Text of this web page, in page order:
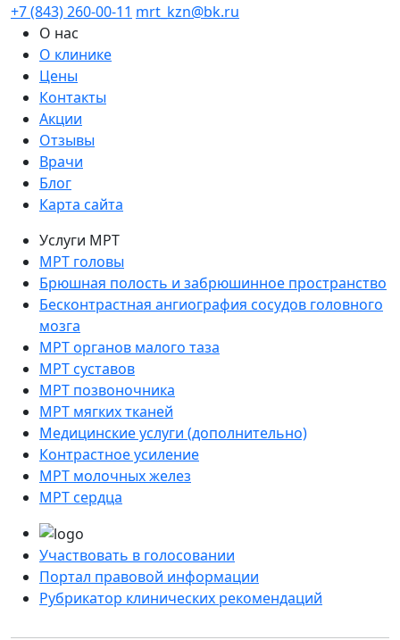
+7 (843) 260-00-11 mrt_kzn@bk.ru
О нас
О клинике
Цены
Контакты
Акции
Отзывы
Врачи
Блог
Карта сайта
Услуги МРТ
МРТ головы
Брюшная полость и забрюшинное пространство
Бесконтрастная ангиография сосудов головного
мозга
МРТ органов малого таза
МРТ суставов
МРТ позвоночника
МРТ мягких тканей
Медицинские услуги (дополнительно)
Контрастное усиление
МРТ молочных желез
МРТ сердца
Участвовать в голосовании
Портал правовой информации
Рубрикатор клинических рекомендаций